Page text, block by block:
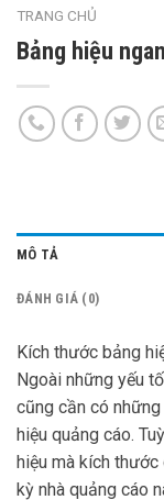
TRANG CHỦ
Bảng hiệu
MÔ TẢ
ĐÁNH GIÁ (0)
Kích thước bảng
Ngoài những yếu
cũng cần có
hiệu quảng cáo.
hiệu mà kích thước
kỳ nhà quảng cáo